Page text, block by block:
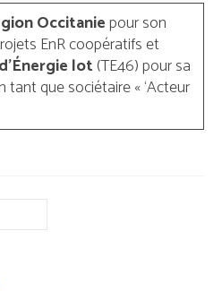
Occitaniepour son
EnR coopératifs et
lot(TE46) pour sa
que sociétaire « ‘Acteur